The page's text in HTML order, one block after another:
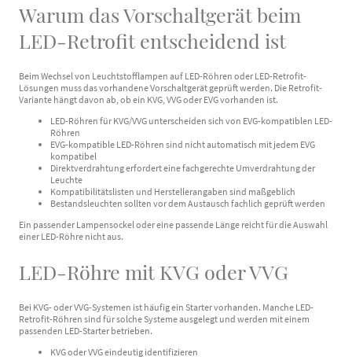
Warum das Vorschaltgerät beim
LED-Retrofit entscheidend ist
Beim Wechsel von Leuchtstofflampen auf LED-Röhren oder LED-Retrofit-
Lösungen muss das vorhandene Vorschaltgerät geprüft werden. Die Retrofit-
Variante hängt davon ab, ob ein KVG, VVG oder EVG vorhanden ist.
LED-Röhren für KVG/VVG unterscheiden sich von EVG-kompatiblen LED-
Röhren
EVG-kompatible LED-Röhren sind nicht automatisch mit jedem EVG
kompatibel
Direktverdrahtung erfordert eine fachgerechte Umverdrahtung der
Leuchte
Kompatibilitätslisten und Herstellerangaben sind maßgeblich
Bestandsleuchten sollten vor dem Austausch fachlich geprüft werden
Ein passender Lampensockel oder eine passende Länge reicht für die Auswahl
einer LED-Röhre nicht aus.
LED-Röhre mit KVG oder VVG
Bei KVG- oder VVG-Systemen ist häufig ein Starter vorhanden. Manche LED-
Retrofit-Röhren sind für solche Systeme ausgelegt und werden mit einem
passenden LED-Starter betrieben.
KVG oder VVG eindeutig identifizieren